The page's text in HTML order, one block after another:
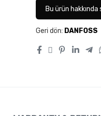
Bu ürün hakkında
Geri dön: DANFOSS